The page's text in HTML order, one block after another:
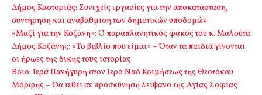
Δήμος Καστοριάς: Συνεχείς εργασίες για την αποκατάσταση,
συντήρηση και αναβάθμιση των δημοτικών υποδομών
«Μαζί για την Κοζάνη»: Ο παραπλανητικός φακός του κ. Μαλούτα
Δήμος Κοζάνης: «Το βιβλίο που είμαι» – Όταν τα παιδιά γίνονται
οι ήρωες της δικής τους ιστορίας
Βόιο: Ιερά Πανήγυρη στον Ιερό Ναό Κοιμήσεως της Θεοτόκου
Μόρφης – Θα τεθεί σε προσκύνηση λείψανο της Αγίας Σοφίας